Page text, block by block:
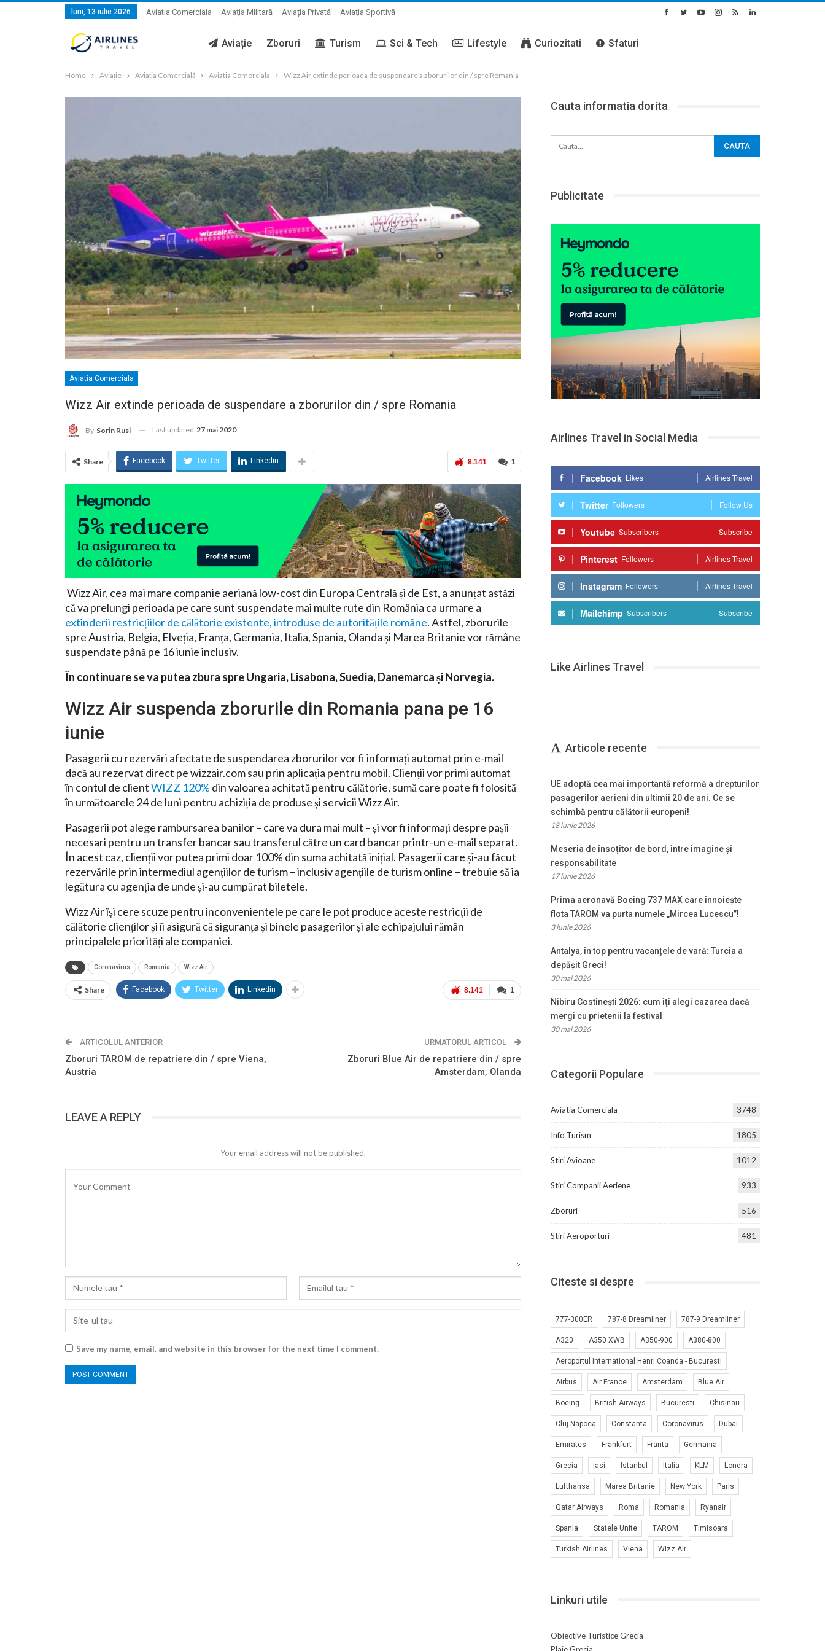
luni, 13 iulie 2026 Aviatia Comerciala Aviația Militară Aviația Privată Aviația Sportivă
Aviație Zboruri Turism Sci & Tech Lifestyle Curiozitati Sfaturi
Home Aviație Aviația Comercială Aviatia Comerciala Wizz Air extinde perioada de suspendare a zborurilor din / spre Romania
Aviatia Comerciala
Wizz Air extinde perioada de suspendare a zborurilor din / spre Romania
By Sorin Rusi Last updated 27 mai 2020
1
8.141
Share Facebook Twitter Linkedin
Wizz Air, cea mai mare companie aeriană low-cost din Europa Centrală și de Est, a anunțat astăzi
că va prelungi perioada pe care sunt suspendate mai multe rute din România ca urmare a
extinderii restricțiilor de călătorie existente, introduse de autoritățile române. Astfel, zborurile
spre Austria, Belgia, Elveția, Franța, Germania, Italia, Spania, Olanda și Marea Britanie vor rămâne
suspendate până pe 16 iunie inclusiv.
În continuare se va putea zbura spre Ungaria, Lisabona, Suedia, Danemarca și Norvegia.
Wizz Air suspenda zborurile din Romania pana pe 16
iunie
Pasagerii cu rezervări afectate de suspendarea zborurilor vor fi informați automat prin e-mail
dacă au rezervat direct pe wizzair.com sau prin aplicația pentru mobil. Clienții vor primi automat
în contul de clientWIZZ 120% din valoarea achitată pentru călătorie, sumă care poate fi folosită
în următoarele 24 de luni pentru achiziția de produse și servicii Wizz Air.
Pasagerii pot alege rambursarea banilor – care va dura mai mult – și vor fi informați despre pașii
necesari pentru un transfer bancar sau transferul către un card bancar printr-un e-mail separat.
În acest caz, clienții vor putea primi doar 100% din suma achitată inițial. Pasagerii care și-au făcut
rezervările prin intermediul agențiilor de turism – inclusiv agențiile de turism online – trebuie să ia
legătura cu agenția de unde și-au cumpărat biletele.
Wizz Air își cere scuze pentru inconvenientele pe care le pot produce aceste restricții de
călătorie clienților și îi asigură că siguranța și binele pasagerilor și ale echipajului rămân
principalele priorități ale companiei.
Coronavirus Romania Wizz Air
1
8.141
Share Facebook Twitter Linkedin
ARTICOLUL ANTERIOR
Zboruri TAROM de repatriere din / spre Viena,
Austria
URMATORUL ARTICOL
Zboruri Blue Air de repatriere din / spre
Amsterdam, Olanda
LEAVE A REPLY
Your email address will not be published.
Save my name, email, and website in this browser for the next time I comment.
Cauta informatia dorita
Publicitate
Airlines Travel in Social Media
Facebook Likes Airlines Travel
Twitter Followers Follow Us
Youtube Subscribers Subscribe
Pinterest Followers Airlines Travel
Instagram Followers Airlines Travel
Mailchimp Subscribers Subscribe
Like Airlines Travel
Articole recente
UE adoptă cea mai importantă reformă a drepturilor
pasagerilor aerieni din ultimii 20 de ani. Ce se
schimbă pentru călătorii europeni!
18 iunie 2026
Meseria de însoțitor de bord, între imagine și
responsabilitate
17 iunie 2026
Prima aeronavă Boeing 737 MAX care înnoiește
flota TAROM va purta numele „Mircea Lucescu”!
3 iunie 2026
Antalya, în top pentru vacanțele de vară: Turcia a
depășit Greci!
30 mai 2026
Nibiru Costinești 2026: cum îți alegi cazarea dacă
mergi cu prietenii la festival
30 mai 2026
Categorii Populare
Aviatia Comerciala 3748
Info Turism 1805
Stiri Avioane 1012
Stiri Companii Aeriene 933
Zboruri 516
Stiri Aeroporturi 481
Citeste si despre
777-300ER 787-8 Dreamliner 787-9 Dreamliner
A320 A350 XWB A350-900 A380-800
Aeroportul International Henri Coanda - Bucuresti
Airbus Air France Amsterdam Blue Air
Boeing British Airways Bucuresti Chisinau
Cluj-Napoca Constanta Coronavirus Dubai
Emirates Frankfurt Franta Germania
Grecia Iasi Istanbul Italia KLM Londra
Lufthansa Marea Britanie New York Paris
Qatar Airways Roma Romania Ryanair
Spania Statele Unite TAROM Timisoara
Turkish Airlines Viena Wizz Air
Linkuri utile
Obiective Turistice Grecia
Plaje Grecia